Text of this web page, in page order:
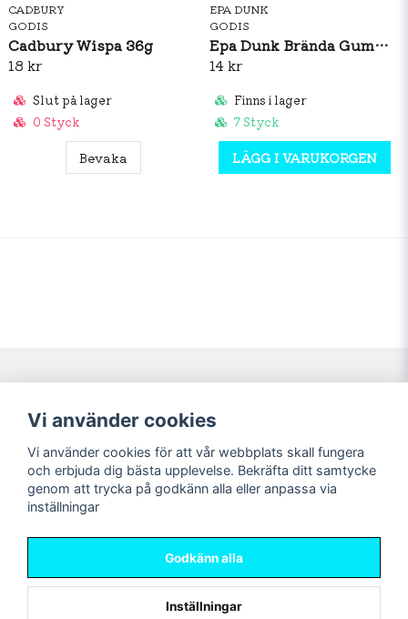
CADBURY
GODIS
Cadbury Wispa 36g
18 kr
Slut på lager
0 Styck
Bevaka
EPA DUNK
GODIS
Epa Dunk Brända Gummin 80g
14 kr
Finns i lager
7 Styck
LÄGG I VARUKORGEN
Navigering
Nyheter!
Förbeställning
Mitt konto
Logga in
Registrera dig
Glömt lösenord?
Sociala medier
Vi använder cookies
Vi använder cookies för att vår webbplats skall fungera
och erbjuda dig bästa upplevelse. Bekräfta ditt samtycke
genom att trycka på godkänn alla eller anpassa via
inställningar
Godkänn alla
Inställningar